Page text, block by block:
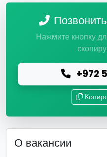
Нажмите кнопку
+972
О вакансии